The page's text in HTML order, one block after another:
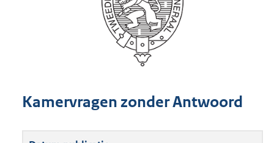
Kamervragen zonder Antwoord